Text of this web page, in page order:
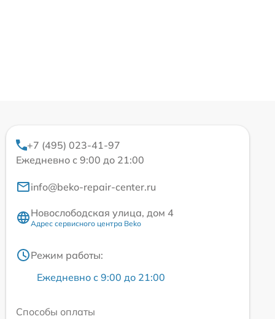
+7 (495) 023-41-97
Ежедневно с 9:00 до 21:00
info@beko-repair-center.ru
Новослободская улица, дом 4
Адрес сервисного центра Beko
Режим работы:
Ежедневно с 9:00 до 21:00
Способы оплаты